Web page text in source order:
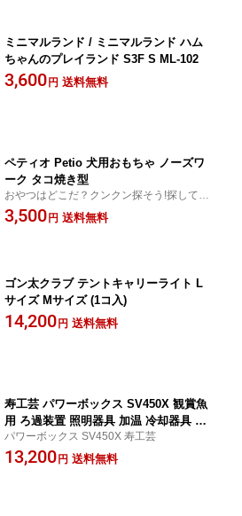
ミニマルランド / ミニマルランド ハム
ちゃんのプレイランド S3F S ML-102
3,600 円 送料無料
ペティオ Petio 犬用おもちゃ ノーズワ
ーク タコ焼き型
おやつはどこだ？クンクン探そう!探して楽
しい知育玩具!嗅覚トレーニングにもピッタ
リ! 笛入り。フードポケット付き。
3,500 円 送料無料
ゴン太クラブ テントキャリーライト L
サイズ Mサイズ (1コ入)
14,200 円 送料無料
寿工芸 パワーボックス SV450X 観賞魚
用 ろ過装置 照明器具 加温 冷却器具 水
質調整剤 濾過材 底砂 フィルター LED
ライト サーモスタット ヒーター エアポ
パワーボックス SV450X 寿工芸
13,200 円 送料無料